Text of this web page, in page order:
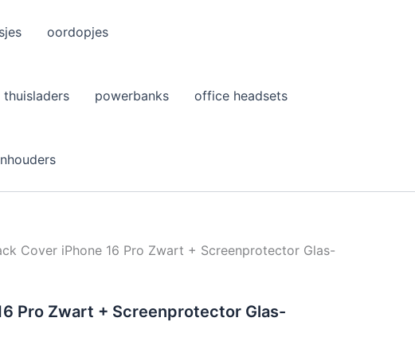
oordopjes
thuisladers powerbanks office headsets
Cover iPhone 16 Pro Zwart + Screenprotector Glas-
Pro Zwart + Screenprotector Glas-